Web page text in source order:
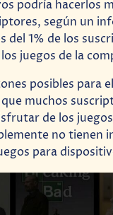
podría hacerlos
según un
del 1% de los
juegos de la
posibles para
muchos
de los
no tienen
para